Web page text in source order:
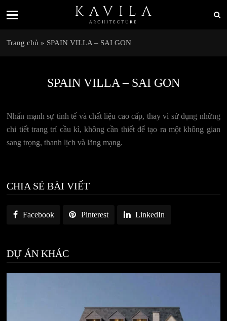
Trang chủ » SPAIN VILLA – SAI GON
SPAIN VILLA – SAI GON
Nhấn mạnh sự tinh tế và chất liệu cao cấp, thay vì sử dụng những
chi tiết trang trí cầu kì, không cần thiết để tạo ra một không gian
sang trọng, thanh lịch và lãng mạng.
CHIA SẺ BÀI VIẾT
Facebook Pinterest LinkedIn
DỰ ÁN KHÁC